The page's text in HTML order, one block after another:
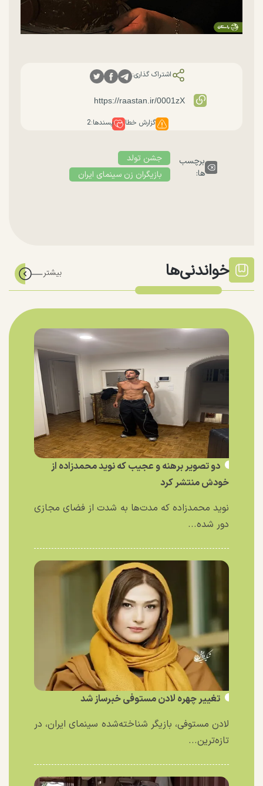
اشتراک گذاری:
گزارش خطا پسندها:2
برچسب
ها:
جشن تولد
بازیگران زن سینمای ایران
خواندنی‌ها
دو تصویر برهنه و عجیب که نوید محمدزاده از
خودش منتشر کرد
نوید محمدزاده که مدت‌ها به شدت از فضای مجازی
دور شده...
تغییر چهره لادن مستوفی خبرساز شد
لادن مستوفی، بازیگر شناخته‌شده سینمای ایران، در
تازه‌ترین...